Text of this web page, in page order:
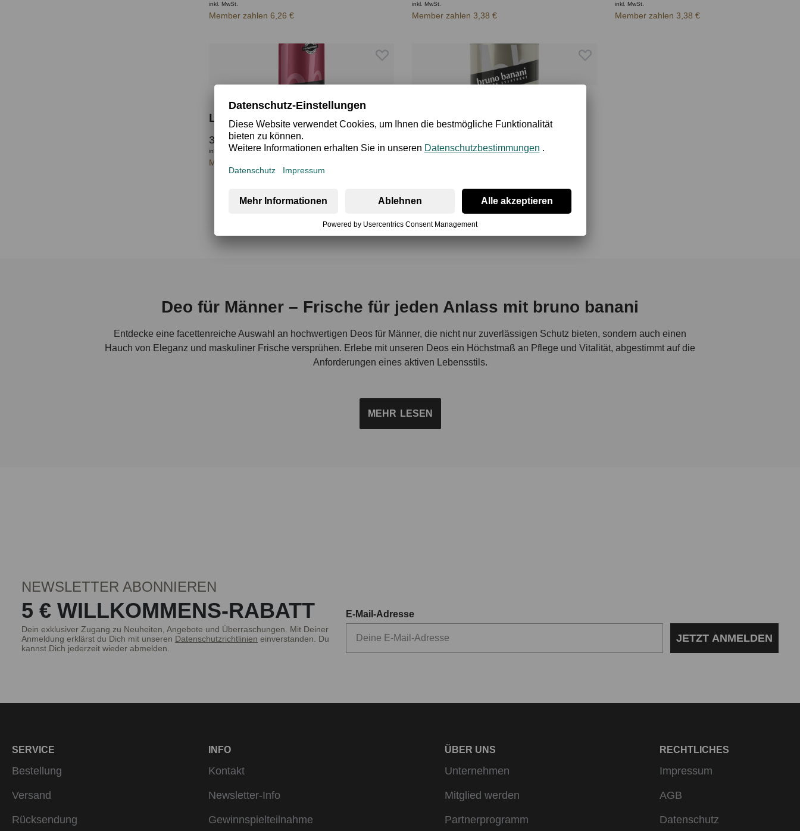
inkl. MwSt.
Member zahlen 6,26 €
inkl. MwSt.
Member zahlen 3,38 €
inkl. MwSt.
Member zahlen 3,38 €
3,75 €
inkl. MwSt.
Member zahlen 3,38 €
Man Deostick 75 ml
inkl. MwSt.
Deo für Männer – Frische für jeden Anlass mit bruno banani
Entdecke eine facettenreiche Auswahl an hochwertigen Deos für Männer, die nicht nur zuverlässigen Schutz bieten, sondern auch einen
Hauch von Eleganz und maskuliner Frische versprühen. Erlebe mit unseren Deos ein Höchstmaß an Pflege und Vitalität, abgestimmt auf die
Anforderungen eines aktiven Lebensstils.
Zuverlässiger Schutz mit einem bruno banani Herren Deo
Deo für Männer ohne Kompromisse – Qualität trifft auf Stil
Die Frage nach dem perfekten Deodorant für Männer beantworten wir mit einer breiten Palette, die mit maskulinem Charme punktet. Unsere
Deos zeichnen sich durch langanhaltende Frische und hochwertige Inhaltsstoffe aus. Mit einem Deo für Männer von bruno banani gehst du
MEHR LESEN
NEWSLETTER ABONNIEREN
5 € WILLKOMMENS-RABATT
Dein exklusiver Zugang zu Neuheiten, Angebote und Überraschungen. Mit Deiner
Anmeldung erklärst du Dich mit unseren Datenschutzrichtlinien einverstanden. Du
kannst Dich jederzeit wieder abmelden.
E-Mail-Adresse
JETZT ANMELDEN
SERVICE
Bestellung
Versand
Rücksendung
INFO
Kontakt
Newsletter-Info
Gewinnspielteilnahme
ÜBER UNS
Unternehmen
Mitglied werden
Partnerprogramm
RECHTLICHES
Impressum
AGB
Datenschutz